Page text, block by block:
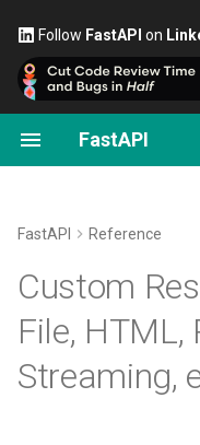
Follow FastAPI on
FastAPI
Python 类型提示简介
FastAPI CLI
FastAPI Responses
media_type
OpenAPI docs
FastAPI People
FastAPI全栈模板
替代方案、灵感与对比
Repository
FastAPI Reference
Custom
File, HTML,
Streaming,